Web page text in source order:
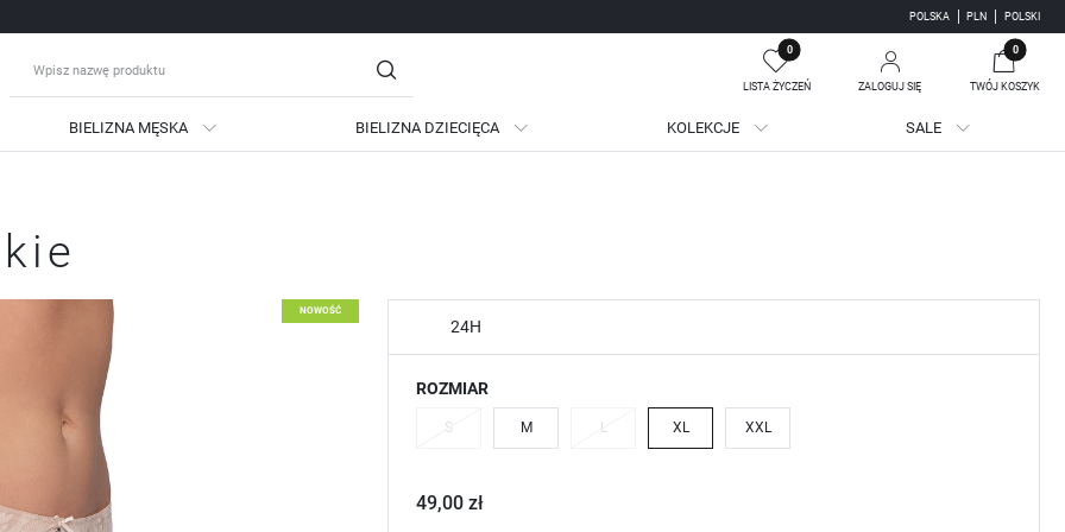
POLSKA PLN POLSKI
0
LISTA ŻYCZEŃ ZALOGUJ SIĘ
Zapomniałem hasła
podgląd historii zakupów
brak konieczności wprowadzania swoich danych przy kolejnych zakupach
możliwość otrzymania rabatów i kuponów promocyjnych
0
TWÓJ KOSZYK
Twój koszyk jest pusty
BIELIZNA MĘSKA BIELIZNA DZIECIĘCA KOLEKCJE SALE
NOWOŚĆ
24H
ROZMIAR
S M L XL XXL
49,00 zł